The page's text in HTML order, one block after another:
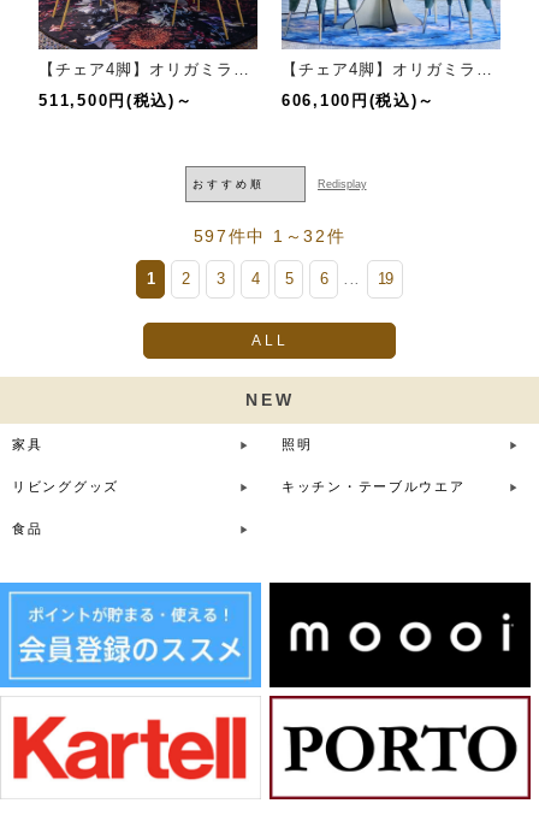
【チェア4脚】オリガミラウンド(ブラックマーブル)+バカナチェア(MU)セット
511,500円(税込)～
【チェア4脚】オリガミラウンド(ホワイトマーブル)+集チェア(BGRY)セット
606,100円(税込)～
597件中 1～32件
1 2 3 4 5 6 ... 19
ALL
NEW
家具 照明
リビンググッズ キッチン・テーブルウエア
食品